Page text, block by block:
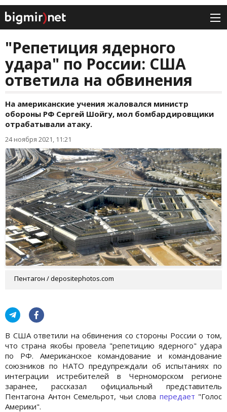
"Репетиция ядерного
удара" по России: США
ответила на обвинения
На американские учения жаловался министр
обороны РФ Сергей Шойгу, мол бомбардировщики
отрабатывали атаку.
24 ноября 2021, 11:21
Пентагон / depositephotos.com
В США ответили на обвинения со стороны России о том,
что страна якобы провела "репетицию ядерного" удара
по РФ. Американское командование и командование
союзников по НАТО предупреждали об испытаниях по
интеграции истребителей в Черноморском регионе
заранее, рассказал официальный представитель
Пентагона Антон Семельрот, чьи слова передает "Голос
Америки".